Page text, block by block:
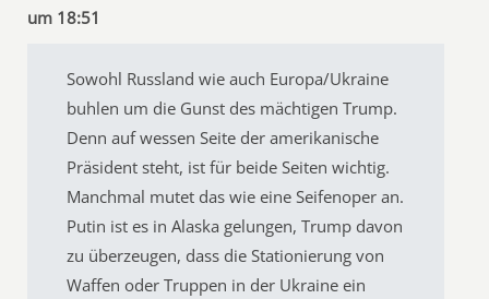
um 18:51
Sowohl Russland wie auch Europa/Ukraine
buhlen um die Gunst des mächtigen Trump.
Denn auf wessen Seite der amerikanische
Präsident steht, ist für beide Seiten wichtig.
Manchmal mutet das wie eine Seifenoper an.
Putin ist es in Alaska gelungen, Trump davon
zu überzeugen, dass die Stationierung von
Waffen oder Truppen in der Ukraine ein